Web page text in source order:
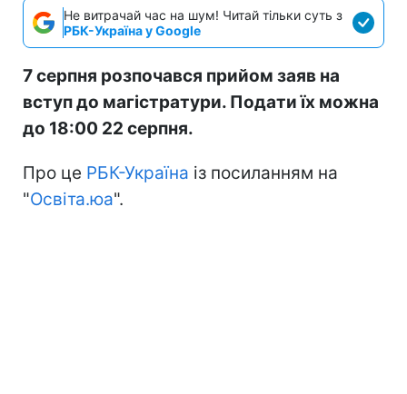
Не витрачай час на шум! Читай тільки суть з
РБК-Україна у Google
7 серпня розпочався прийом заяв на
вступ до магістратури. Подати їх можна
до 18:00 22 серпня.
Про це РБК-Україна із посиланням на
"Освіта.юа".